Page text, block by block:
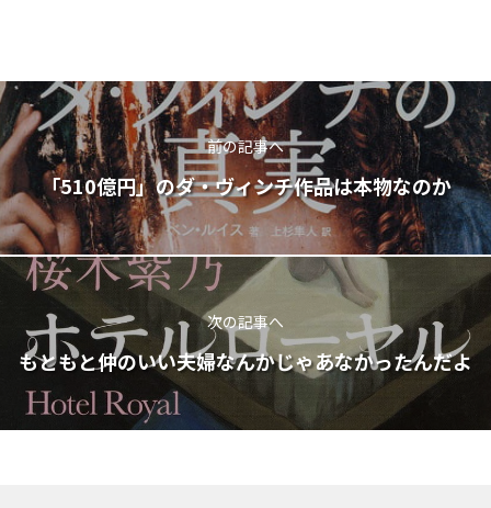
前の記事へ
「510億円」のダ・ヴィンチ作品は本物なのか
次の記事へ
もともと仲のいい夫婦なんかじゃあなかったんだよ